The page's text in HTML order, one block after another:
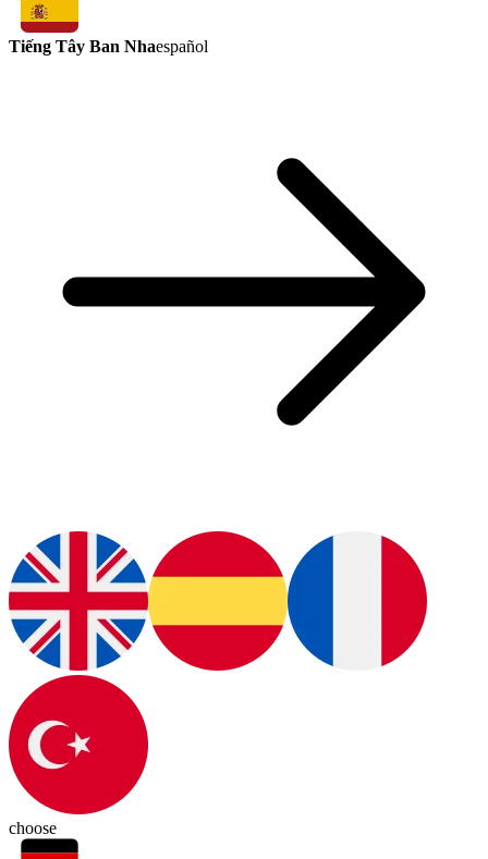
Tiếng Tây Ban Nhaespañol
choose